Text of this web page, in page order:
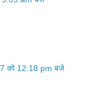
को 12:18 pm बजे